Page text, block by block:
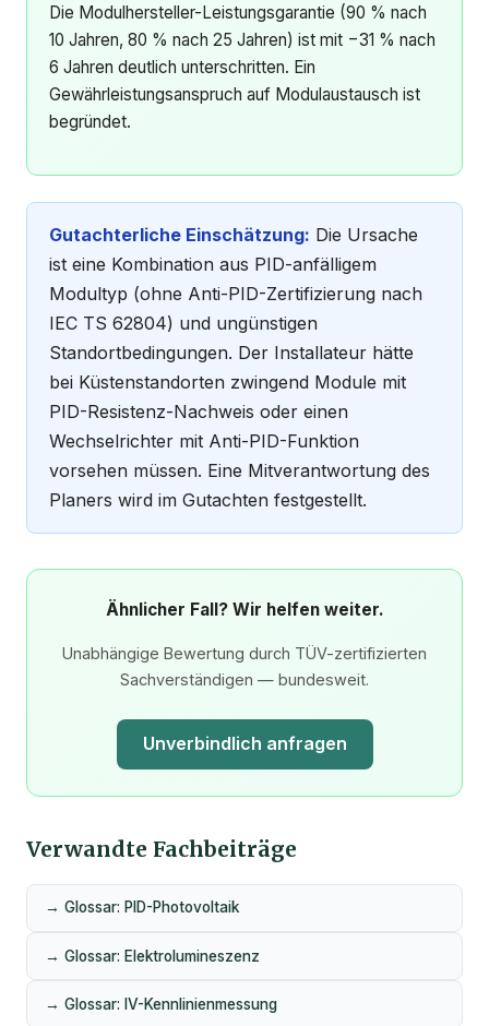
Die Modulhersteller-Leistungsgarantie (90 % nach
10 Jahren, 80 % nach 25 Jahren) ist mit −31 % nach
6 Jahren deutlich unterschritten. Ein
Gewährleistungsanspruch auf Modulaustausch ist
begründet.
Gutachterliche Einschätzung: Die Ursache
ist eine Kombination aus PID-anfälligem
Modultyp (ohne Anti-PID-Zertifizierung nach
IEC TS 62804) und ungünstigen
Standortbedingungen. Der Installateur hätte
bei Küstenstandorten zwingend Module mit
PID-Resistenz-Nachweis oder einen
Wechselrichter mit Anti-PID-Funktion
vorsehen müssen. Eine Mitverantwortung des
Planers wird im Gutachten festgestellt.
Ähnlicher Fall? Wir helfen weiter.
Unabhängige Bewertung durch TÜV-zertifizierten
Sachverständigen — bundesweit.
Unverbindlich anfragen
Verwandte Fachbeiträge
→ Glossar: PID-Photovoltaik
→ Glossar: Elektrolumineszenz
→ Glossar: IV-Kennlinienmessung